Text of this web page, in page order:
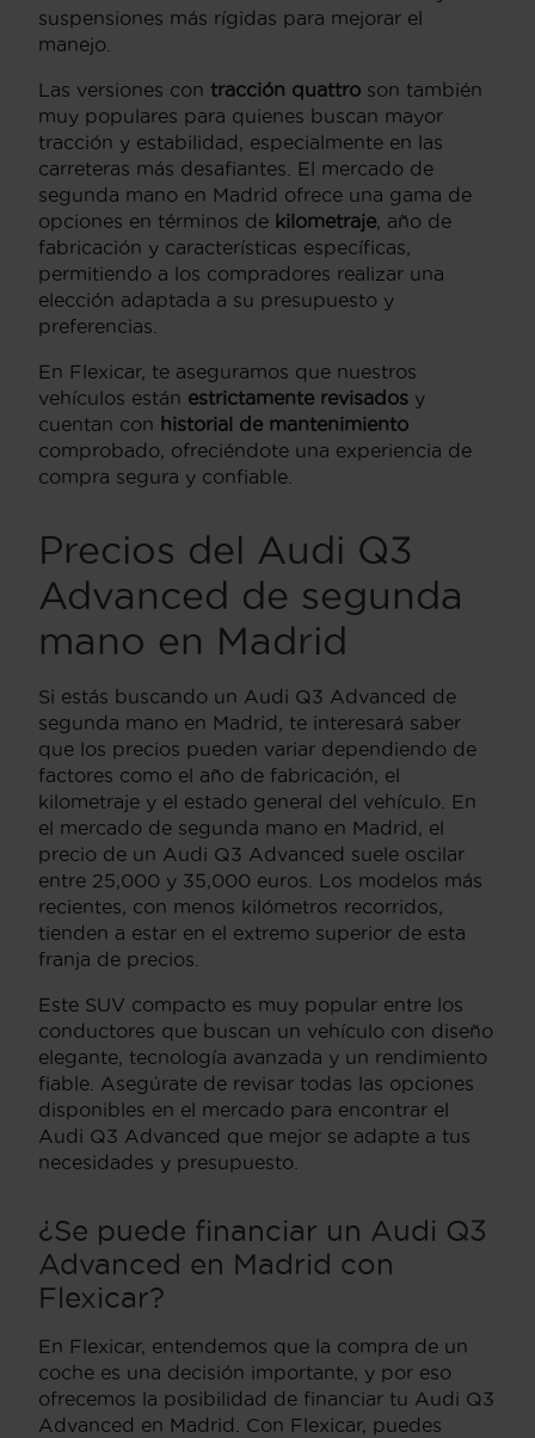
suspensiones más rígidas para mejorar el
manejo.
Las versiones con tracción quattro son también
muy populares para quienes buscan mayor
tracción y estabilidad, especialmente en las
carreteras más desafiantes. El mercado de
segunda mano en Madrid ofrece una gama de
opciones en términos de kilometraje , año de
fabricación y características específicas,
permitiendo a los compradores realizar una
elección adaptada a su presupuesto y
preferencias.
En Flexicar, te aseguramos que nuestros
vehículos están estrictamente revisados y
cuentan con historial de mantenimiento
comprobado, ofreciéndote una experiencia de
compra segura y confiable.
Precios del Audi Q3
Advanced de segunda
mano en Madrid
Si estás buscando un Audi Q3 Advanced de
segunda mano en Madrid, te interesará saber
que los precios pueden variar dependiendo de
factores como el año de fabricación, el
kilometraje y el estado general del vehículo. En
el mercado de segunda mano en Madrid, el
precio de un Audi Q3 Advanced suele oscilar
entre 25,000 y 35,000 euros. Los modelos más
recientes, con menos kilómetros recorridos,
tienden a estar en el extremo superior de esta
franja de precios.
Este SUV compacto es muy popular entre los
conductores que buscan un vehículo con diseño
elegante, tecnología avanzada y un rendimiento
fiable. Asegúrate de revisar todas las opciones
disponibles en el mercado para encontrar el
Audi Q3 Advanced que mejor se adapte a tus
necesidades y presupuesto.
¿Se puede financiar un Audi Q3
Advanced en Madrid con
Flexicar?
En Flexicar, entendemos que la compra de un
coche es una decisión importante, y por eso
ofrecemos la posibilidad de financiar tu Audi Q3
Advanced en Madrid. Con Flexicar, puedes